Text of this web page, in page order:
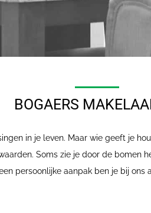
BOGAERS
in je leven. Maar wie geeft je
Soms zie je door de bomen
persoonlijke aanpak ben je bij